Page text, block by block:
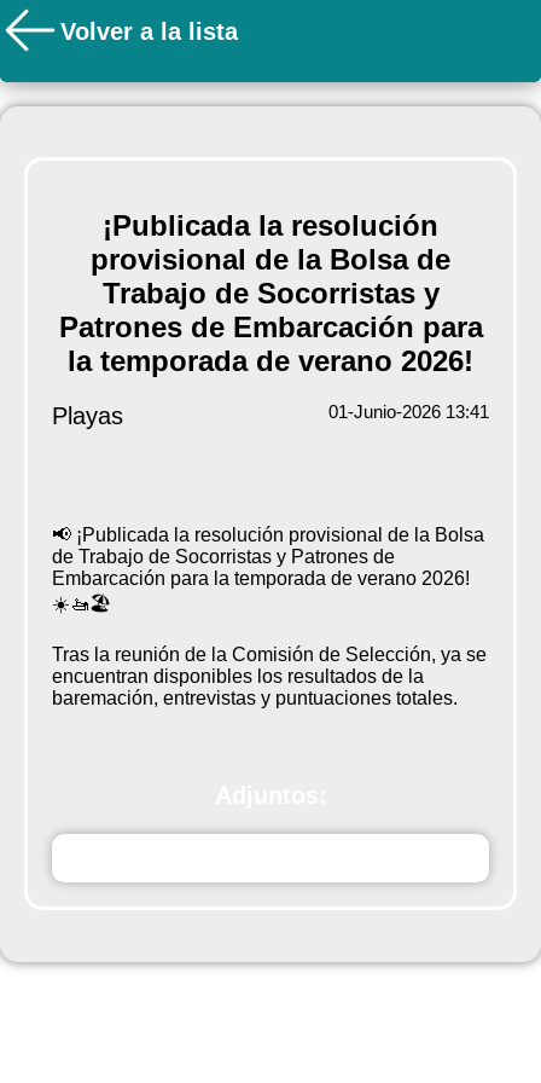
Volver a la lista
¡Publicada la resolución
provisional de la Bolsa de
Trabajo de Socorristas y
Patrones de Embarcación para
la temporada de verano 2026!
Playas 01-Junio-2026 13:41
📢 ¡Publicada la resolución provisional de la Bolsa
de Trabajo de Socorristas y Patrones de
Embarcación para la temporada de verano 2026!
☀️🚤🏖️
Tras la reunión de la Comisión de Selección, ya se
encuentran disponibles los resultados de la
baremación, entrevistas y puntuaciones totales.